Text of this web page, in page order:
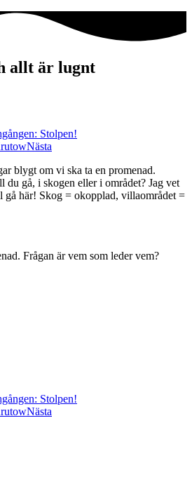
allt är lugnt
Stolpen!
Nästa
blygt om vi ska ta en promenad.
du gå, i skogen eller i området? Jag vet
gå här! Skog = okopplad, villaområdet =
Frågan är vem som leder vem?
Stolpen!
Nästa